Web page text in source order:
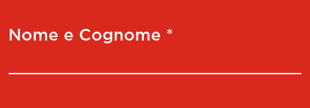
Nome e Cognome *